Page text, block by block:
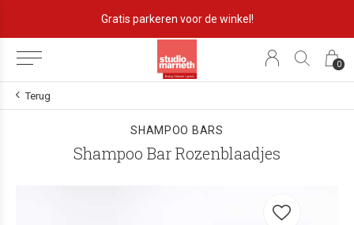
0
Gratis parkeren voor de winkel!
Terug
SHAMPOO BARS
Shampoo Bar Rozenblaadjes